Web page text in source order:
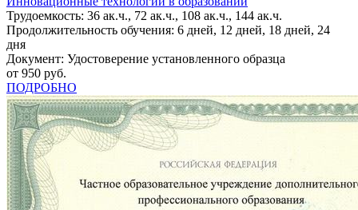
Трудоемкость: 36 ак.ч., 72 ак.ч., 108 ак.ч., 144 ак.ч.
Продолжительность обучения: 6 дней, 12 дней, 18 дней, 24
дня
Документ: Удостоверение установленного образца
от 950 руб.
ПОДРОБНО